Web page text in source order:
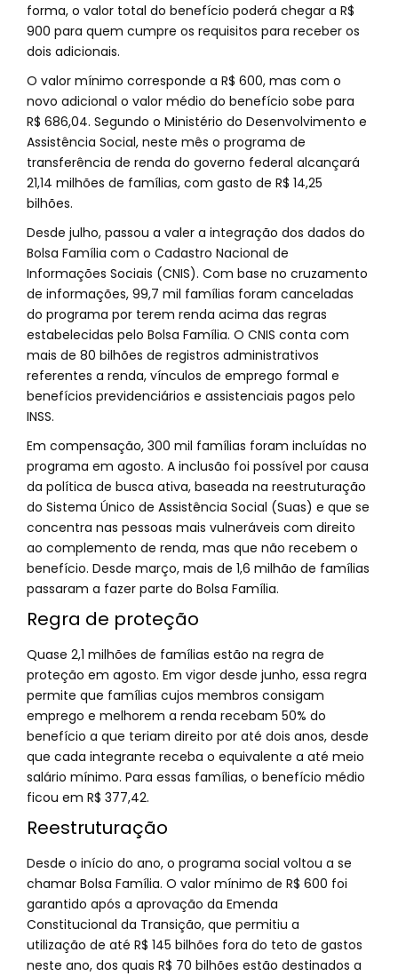
forma, o valor total do benefício poderá chegar a R$
900 para quem cumpre os requisitos para receber os
dois adicionais.
O valor mínimo corresponde a R$ 600, mas com o
novo adicional o valor médio do benefício sobe para
R$ 686,04. Segundo o Ministério do Desenvolvimento e
Assistência Social, neste mês o programa de
transferência de renda do governo federal alcançará
21,14 milhões de famílias, com gasto de R$ 14,25
bilhões.
Desde julho, passou a valer a integração dos dados do
Bolsa Família com o Cadastro Nacional de
Informações Sociais (CNIS). Com base no cruzamento
de informações, 99,7 mil famílias foram canceladas
do programa por terem renda acima das regras
estabelecidas pelo Bolsa Família. O CNIS conta com
mais de 80 bilhões de registros administrativos
referentes a renda, vínculos de emprego formal e
benefícios previdenciários e assistenciais pagos pelo
INSS.
Em compensação, 300 mil famílias foram incluídas no
programa em agosto. A inclusão foi possível por causa
da política de busca ativa, baseada na reestruturação
do Sistema Único de Assistência Social (Suas) e que se
concentra nas pessoas mais vulneráveis com direito
ao complemento de renda, mas que não recebem o
benefício. Desde março, mais de 1,6 milhão de famílias
passaram a fazer parte do Bolsa Família.
Regra de proteção
Quase 2,1 milhões de famílias estão na regra de
proteção em agosto. Em vigor desde junho, essa regra
permite que famílias cujos membros consigam
emprego e melhorem a renda recebam 50% do
benefício a que teriam direito por até dois anos, desde
que cada integrante receba o equivalente a até meio
salário mínimo. Para essas famílias, o benefício médio
ficou em R$ 377,42.
Reestruturação
Desde o início do ano, o programa social voltou a se
chamar Bolsa Família. O valor mínimo de R$ 600 foi
garantido após a aprovação da Emenda
Constitucional da Transição, que permitiu a
utilização de até R$ 145 bilhões fora do teto de gastos
neste ano, dos quais R$ 70 bilhões estão destinados a